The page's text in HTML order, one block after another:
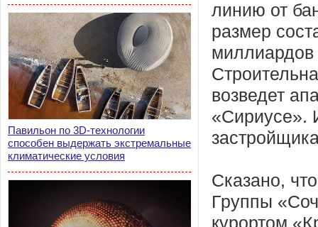
Павильон по 3D-технологии
способен выдержать экстремальные
климатические условия
линию от
размер
миллиардов
возведет
«Сириусе».
Сказано,
Группы
курортом